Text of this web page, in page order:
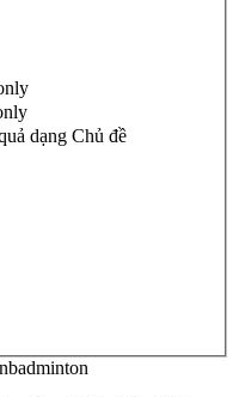
dạng Chủ đề